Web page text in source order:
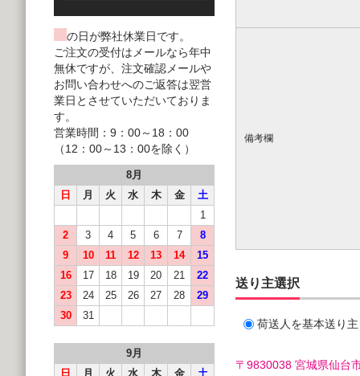
備考欄
送り主選択
荷送人を基本送り
〒9830038 宮城県仙台
の日が弊社休業日です。
ご注文の受付はメールなら年中
無休ですが、注文確認メールや
お問い合わせへのご返答は翌営
業日とさせていただいておりま
す。
営業時間：9：00～18：00
（12：00～13：00を除く）
8月
日
月 火 水 木 金
土
1
2
3 4 5 6 7
8
9
10 11 12 13 14
15
16
17 18 19 20 21
22
23
24 25 26 27 28
29
30
31
9月
日
月 火 水 木 金
土